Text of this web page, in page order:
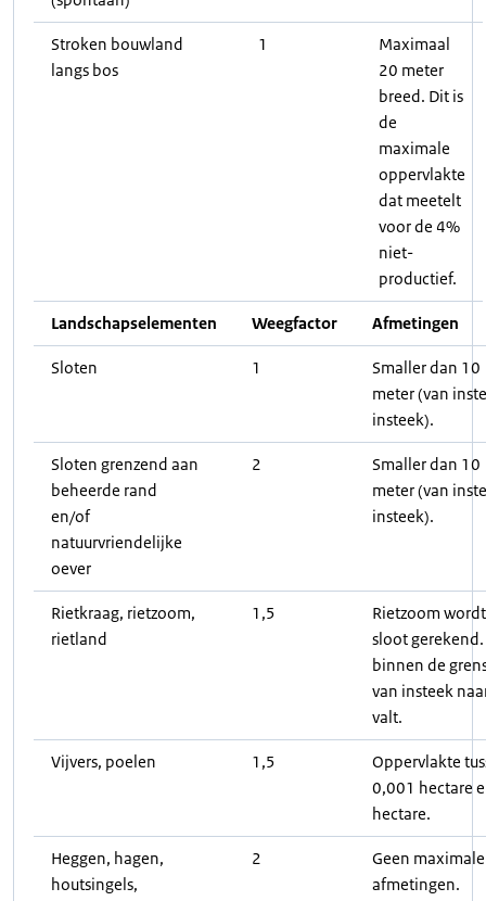
Stroken bouwland
langs bos
1
Maximaal
20 meter
breed. Dit is
de
maximale
oppervlakte
dat meetelt
voor de 4%
niet-
productief.
Landschapselementen Weegfactor Afmetingen
Sloten 1
Smaller dan 10
meter (van
insteek).
Sloten grenzend aan
beheerde rand
en/of
natuurvriendelijke
oever
2
Smaller dan 10
meter (van
insteek).
Rietkraag, rietzoom,
rietland
1,5
Rietzoom
sloot gerekend.
binnen de
van insteek
valt.
Vijvers, poelen 1,5
Oppervlakte
0,001 hectare
hectare.
Heggen, hagen,
houtsingels,
2
Geen maximale
afmetingen.